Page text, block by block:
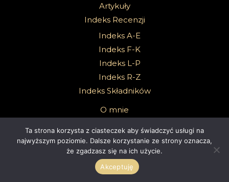
Artykuły
Indeks Recenzji
Indeks A-E
Indeks F-K
Indeks L-P
Indeks R-Z
Indeks Składników
O mnie
Polecane perfumerie
Ta strona korzysta z ciasteczek aby świadczyć usługi na
najwyższym poziomie. Dalsze korzystanie ze strony oznacza,
że zgadzasz się na ich użycie.
Akceptuję